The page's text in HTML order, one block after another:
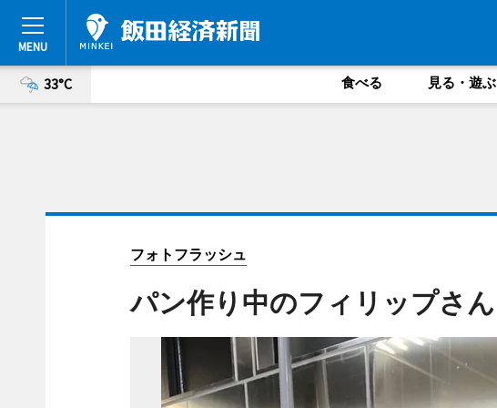
33°C 食べる 見る・遊ぶ
フォトフラッシュ
パン作り中のフィリップさん